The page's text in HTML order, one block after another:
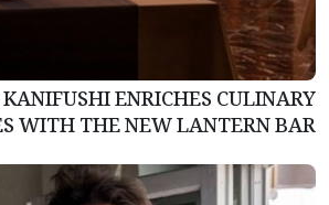
ENRICHES CULINARY
WITH THE NEW LANTERN BAR